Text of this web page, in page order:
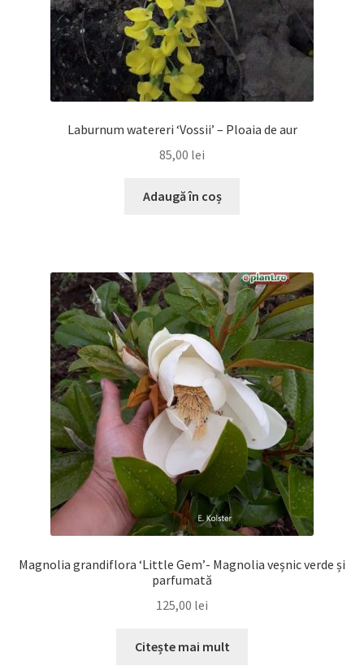
Laburnum watereri ‘Vossii’ – Ploaia de aur
85,00 lei
Adaugă în coș
Magnolia grandiflora ‘Little Gem’- Magnolia veșnic verde și
parfumată
125,00 lei
Citește mai mult